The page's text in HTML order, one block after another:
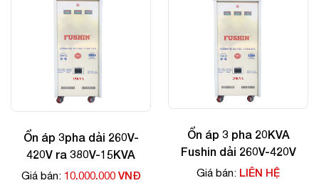
Ổn áp 3pha dải 260V-
420V ra 380V-15KVA
Giá bán: 10.000.000 VNĐ
Ổn áp 3 pha 20KVA
Fushin dải 260V-420V
Giá bán: LIÊN HỆ